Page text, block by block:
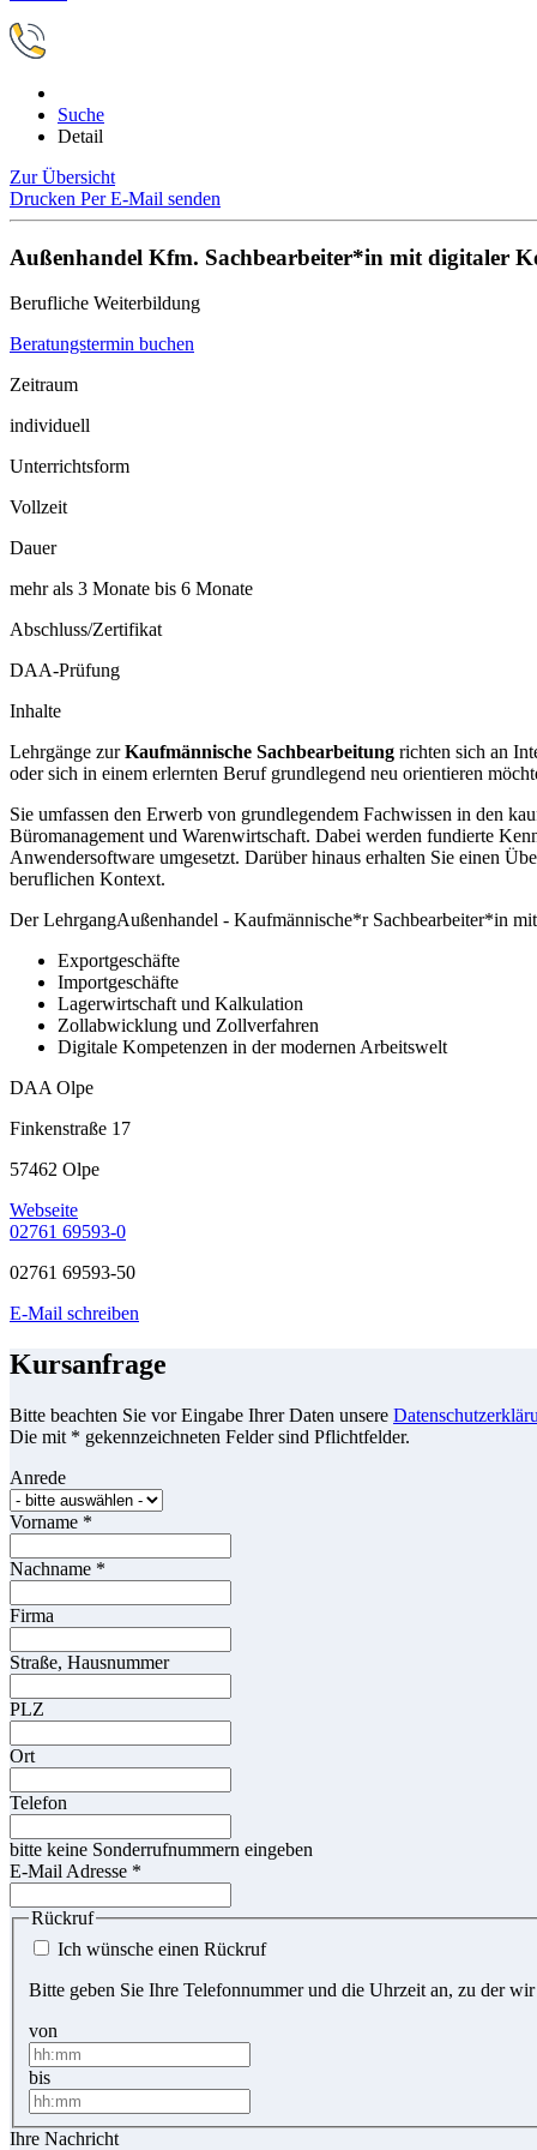
Suche
Detail
Zur Übersicht
Drucken Per E-Mail senden
Außenhandel Kfm. Sachbearbeiter*in mit digitaler
Berufliche Weiterbildung
Beratungstermin buchen
Zeitraum
individuell
Unterrichtsform
Vollzeit
Dauer
mehr als 3 Monate bis 6 Monate
Abschluss/Zertifikat
DAA-Prüfung
Inhalte
Lehrgänge zurKaufmännische Sachbearbeitung richten sich an
oder sich in einem erlernten Beruf grundlegend neu orientieren
Sie umfassen den Erwerb von grundlegendem Fachwissen in den
Büromanagement und Warenwirtschaft. Dabei werden fundierte
Anwendersoftware umgesetzt. Darüber hinaus erhalten Sie einen
beruflichen Kontext.
Der LehrgangAußenhandel - Kaufmännische*r Sachbearbeiter*in
Exportgeschäfte
Importgeschäfte
Lagerwirtschaft und Kalkulation
Zollabwicklung und Zollverfahren
Digitale Kompetenzen in der modernen Arbeitswelt
DAA Olpe
Finkenstraße 17
57462 Olpe
Webseite
02761 69593-0
02761 69593-50
E-Mail schreiben
Kursanfrage
Bitte beachten Sie vor Eingabe Ihrer Daten unsere
Die mit * gekennzeichneten Felder sind Pflichtfelder.
Anrede
Vorname *
Nachname *
Firma
Straße, Hausnummer
PLZ
Ort
Telefon
bitte keine Sonderrufnummern eingeben
E-Mail Adresse *
Rückruf
Ich wünsche einen Rückruf
Bitte geben Sie Ihre Telefonnummer und die Uhrzeit an, zu der
von
bis
Ihre Nachricht